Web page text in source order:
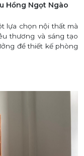
Hồng Ngọt Ngào
lựa chọn nội thất mà
thương và sáng tạo
để thiết kế phòng